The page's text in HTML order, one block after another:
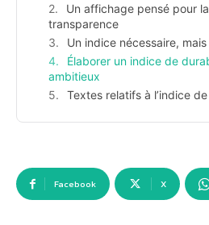
Un affichage pensé pour
transparence
Un indice nécessaire,
Élaborer un indice de
ambitieux
Textes relatifs à l’indice
Facebook X